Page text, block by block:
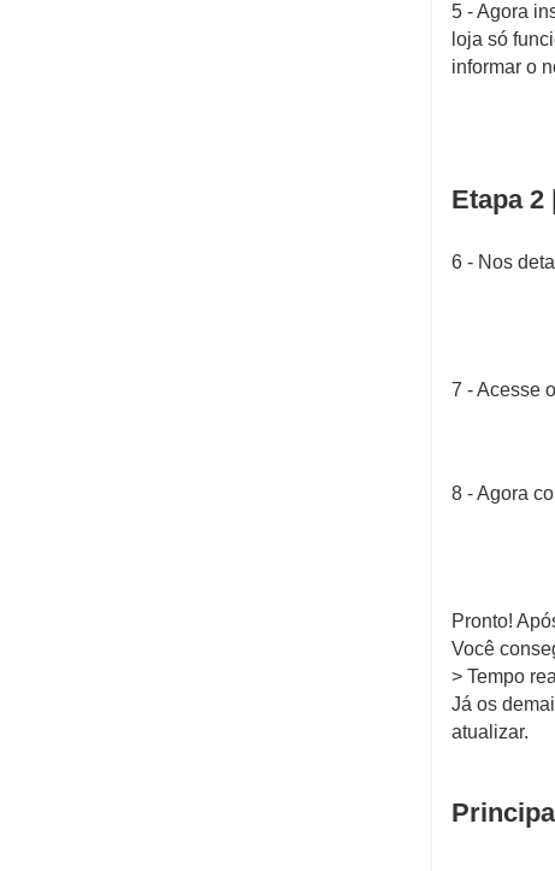
5 - Agora
loja só
informar o
Etapa
6 - Nos
7 - Acesse
8 - Agora
Pronto!
Você
> Tempo
Já os
atualizar.